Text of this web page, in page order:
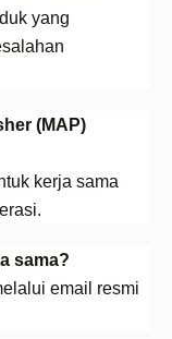
yang
(MAP)
kerja sama
sama?
email resmi